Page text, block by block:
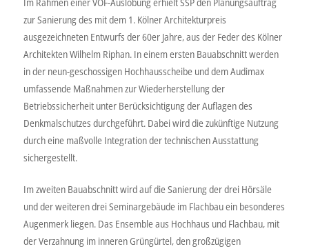
zur Sanierung des mit dem 1. Kölner Architekturpreis
ausgezeichneten Entwurfs der 60er Jahre, aus der Feder des Kölner
Architekten Wilhelm Riphan. In einem ersten Bauabschnitt werden
in der neun-geschossigen Hochhausscheibe und dem Audimax
umfassende Maßnahmen zur Wiederherstellung der
Betriebssicherheit unter Berücksichtigung der Auflagen des
Denkmalschutzes durchgeführt. Dabei wird die zukünftige Nutzung
durch eine maßvolle Integration der technischen Ausstattung
sichergestellt.
Im zweiten Bauabschnitt wird auf die Sanierung der drei Hörsäle
und der weiteren drei Seminargebäude im Flachbau ein besonderes
Augenmerk liegen. Das Ensemble aus Hochhaus und Flachbau, mit
der Verzahnung im inneren Grüngürtel, den großzügigen